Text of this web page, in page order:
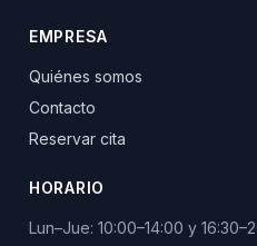
EMPRESA
Quiénes somos
Contacto
Reservar cita
HORARIO
Lun–Jue: 10:00–14:00 y